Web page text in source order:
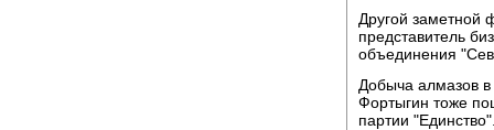
Другой заметной
представитель
объединения
Добыча алмазов в
Фортыгин тоже
партии